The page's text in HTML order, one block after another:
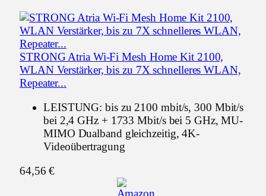
STRONG Atria Wi-Fi Mesh Home Kit 2100,
WLAN Verstärker, bis zu 7X schnelleres WLAN,
Repeater...
LEISTUNG: bis zu 2100 mbit/s, 300 Mbit/s
bei 2,4 GHz + 1733 Mbit/s bei 5 GHz, MU-
MIMO Dualband gleichzeitig, 4K-
Videoübertragung
64,56 €